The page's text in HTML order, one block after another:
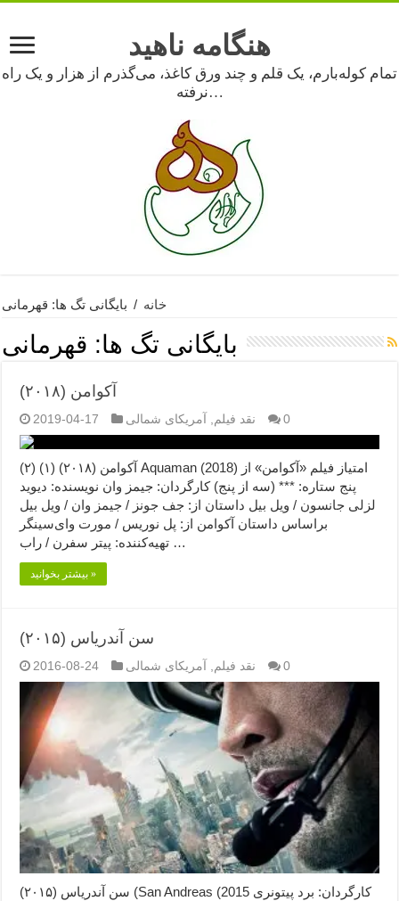
هنگامه ناهید
تمام کوله‌بارم، یک قلم و چند ورق کاغذ، می‌گذرم از هزار و یک راه
نرفته…
خانه / بایگانی تگ ها: قهرمانی
بایگانی تگ ها: قهرمانی
آکوامن (۲۰۱۸)
2019-04-17 نقد فیلم آمریکای شمالی 0
آکوامن (۲۰۱۸) (۱) (۲) Aquaman (2018) امتیاز فیلم «آکوامن» از
پنج ستاره: *** (سه از پنج) کارگردان: جیمز وان نویسنده: دیوید
لزلی جانسون / ویل بیل داستان از: جف جونز / جیمز وان / ویل بیل
براساس داستان آکوامن از: پل نوریس / مورت وای‌سینگر
تهیه‌کننده: پیتر سفرن / راب …
بیشتر بخوانید »
سن آندریاس (۲۰۱۵)
2016-08-24 نقد فیلم آمریکای شمالی 0
سن آندریاس (۲۰۱۵) (San Andreas (2015 کارگردان: برد پیتونری